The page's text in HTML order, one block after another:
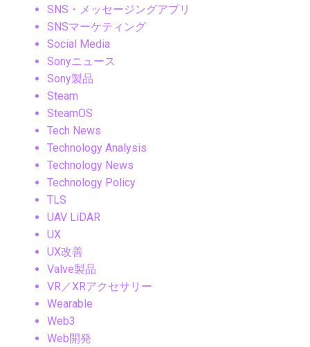
SNS・メッセージングアプリ
SNSマーケティング
Social Media
Sonyニュース
Sony製品
Steam
SteamOS
Tech News
Technology Analysis
Technology News
Technology Policy
TLS
UAV LiDAR
UX
UX改善
Valve製品
VR／XRアクセサリー
Wearable
Web3
Web開発